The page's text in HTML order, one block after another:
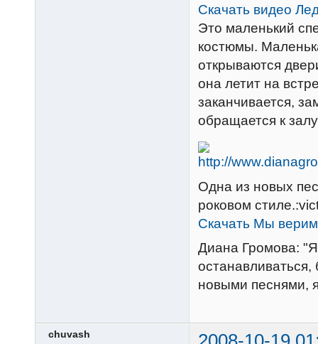
Скачать видео
Это маленький
костюмы.
открываются
она летит на
заканчивается,
обращается к
Одна из новых
роковом
Скачать Мы верим
Диана Громова:
новыми песнями,
chuvash